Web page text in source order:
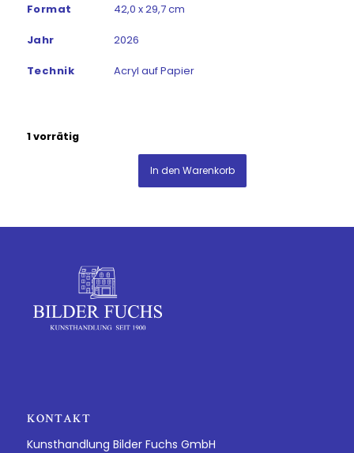
Format 42,0 x 29,7 cm
Jahr 2026
Technik Acryl auf Papier
1 vorrätig
In den Warenkorb
KONTAKT
Kunsthandlung Bilder Fuchs GmbH